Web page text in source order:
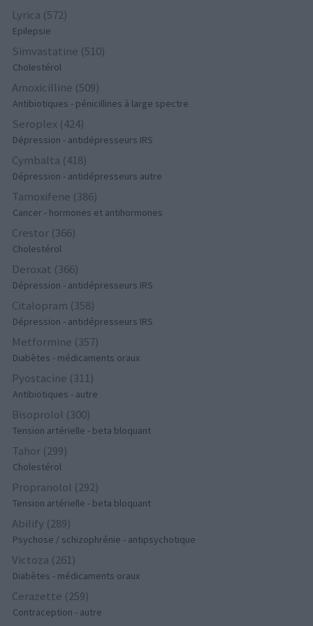
Lyrica (572)
Epilepsie
Simvastatine (510)
Cholestérol
Amoxicilline (509)
Antibiotiques - pénicillines à large spectre
Seroplex (424)
Dépression - antidépresseurs IRS
Cymbalta (418)
Dépression - antidépresseurs autre
Tamoxifene (386)
Cancer - hormones et antihormones
Crestor (366)
Cholestérol
Deroxat (366)
Dépression - antidépresseurs IRS
Citalopram (358)
Dépression - antidépresseurs IRS
Metformine (357)
Diabètes - médicaments oraux
Pyostacine (311)
Antibiotiques - autre
Bisoprolol (300)
Tension artérielle - beta bloquant
Tahor (299)
Cholestérol
Propranolol (292)
Tension artérielle - beta bloquant
Abilify (289)
Psychose / schizophrénie - antipsychotique
Victoza (261)
Diabètes - médicaments oraux
Cerazette (259)
Contraception - autre